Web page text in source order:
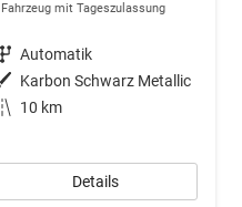
Fahrzeug mit Tageszulassung
Getriebe Automatik
Außenfarbe Karbon Schwarz Metallic
Kilometerstand
10 km
Details